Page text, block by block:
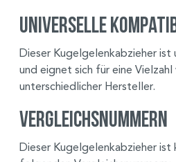
Universelle
Dieser Kugelgelenkabzieher ist
und eignet sich für eine Vielzahl
unterschiedlicher Hersteller.
Vergleichsnummern
Dieser Kugelgelenkabzieher